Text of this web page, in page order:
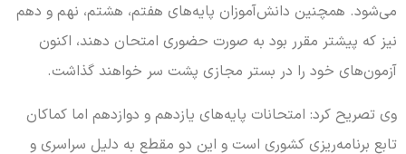
می‌شود. همچنین دانش‌آموزان پایه‌های هفتم، هشتم، نهم و دهم
نیز که پیشتر مقرر بود به صورت حضوری امتحان دهند، اکنون
آزمون‌های خود را در بستر مجازی پشت سر خواهند گذاشت.
وی تصریح کرد: امتحانات پایه‌های یازدهم و دوازدهم اما کماکان
تابع برنامه‌ریزی کشوری است و این دو مقطع به دلیل سراسری و